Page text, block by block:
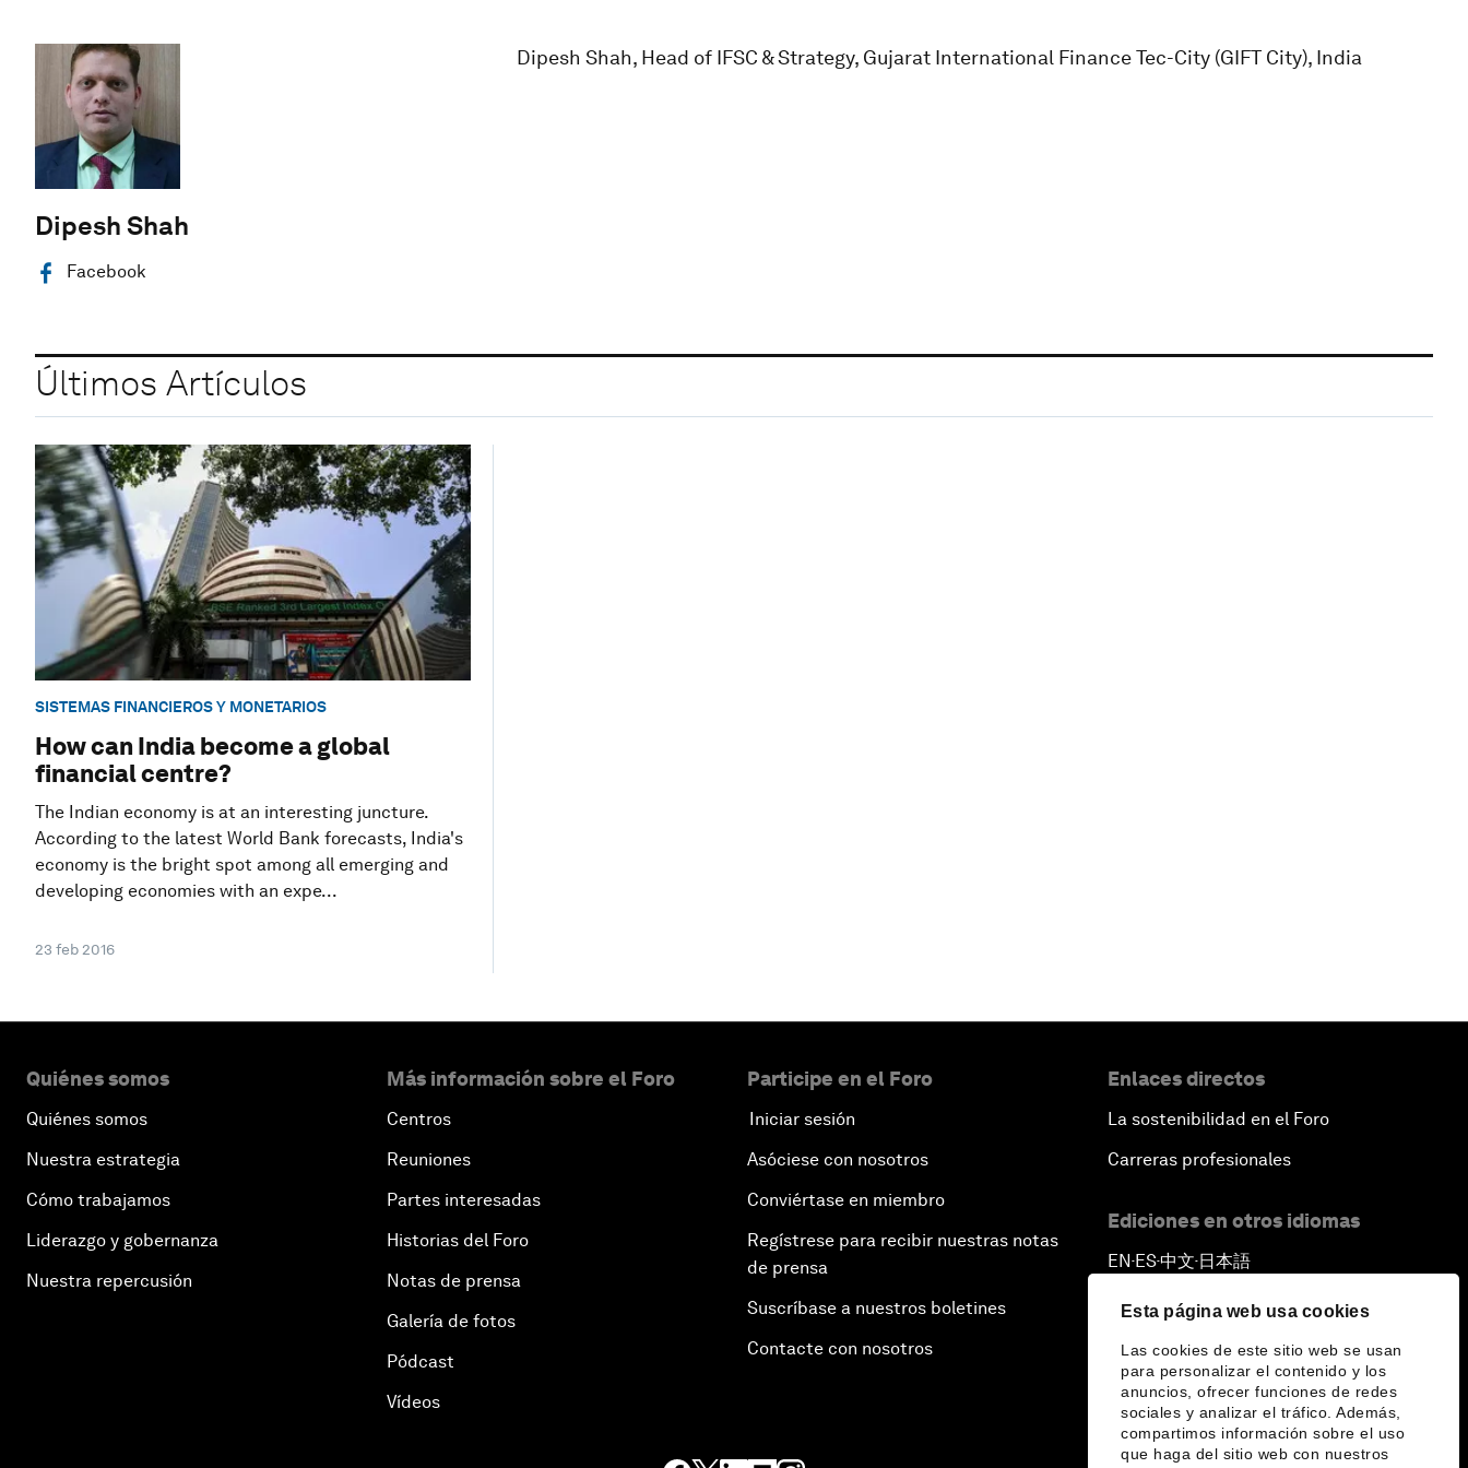
Esta página web usa cookies
Las cookies de este sitio web se usan
para personalizar el contenido y los
anuncios, ofrecer funciones de redes
sociales y analizar el tráfico. Además,
compartimos información sobre el uso
que haga del sitio web con nuestros
Dipesh Shah
Facebook
Dipesh Shah, Head of IFSC & Strategy, Gujarat International Finance Tec-City (GIFT City), India
Últimos Artículos
SISTEMAS FINANCIEROS Y MONETARIOS
How can India become a global
financial centre?
The Indian economy is at an interesting juncture.
According to the latest World Bank forecasts, India's
economy is the bright spot among all emerging and
developing economies with an expe...
23 feb 2016
Quiénes somos
Quiénes somos
Nuestra estrategia
Cómo trabajamos
Liderazgo y gobernanza
Nuestra repercusión
Más información sobre el Foro
Centros
Reuniones
Partes interesadas
Historias del Foro
Notas de prensa
Galería de fotos
Pódcast
Vídeos
Participe en el Foro
Iniciar sesión
Asóciese con nosotros
Conviértase en miembro
Regístrese para recibir nuestras notas
de prensa
Suscríbase a nuestros boletines
Contacte con nosotros
Enlaces directos
La sostenibilidad en el Foro
Carreras profesionales
Ediciones en otros idiomas
EN ▪ ES▪中文▪ 日本語